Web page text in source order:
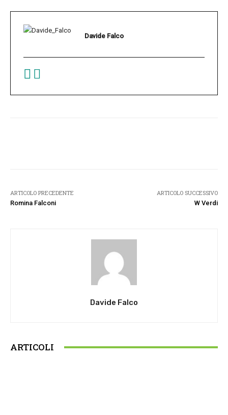
Davide Falco
ARTICOLO PRECEDENTE
Romina Falconi
ARTICOLO SUCCESSIVO
W Verdi
Davide Falco
ARTICOLI